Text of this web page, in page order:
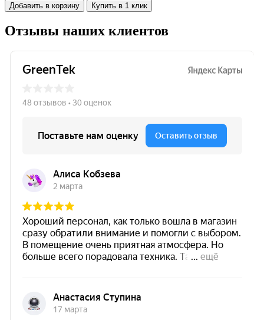
Добавить в корзину Купить в 1 клик
Отзывы наших клиентов